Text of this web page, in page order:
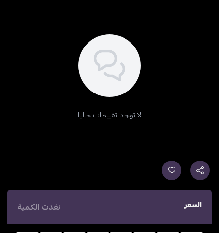
السعر نفدت الكمية
لا توجد تقييمات حاليا